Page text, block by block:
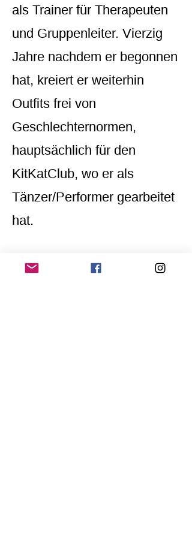
als Trainer für Therapeuten
und Gruppenleiter. Vierzig
Jahre nachdem er begonnen
hat, kreiert er weiterhin
Outfits frei von
Geschlechternormen,
hauptsächlich für den
KitKatClub, wo er als
Tänzer/Performer gearbeitet
hat.
www.daanvankampenhout.c